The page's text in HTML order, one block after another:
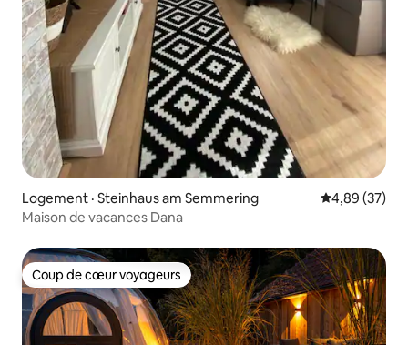
Logement · Steinhaus am Semmering Note
4,89 (37)
Maison de vacances Dana
Coup de cœur voyageurs
Coup de cœur voyageurs